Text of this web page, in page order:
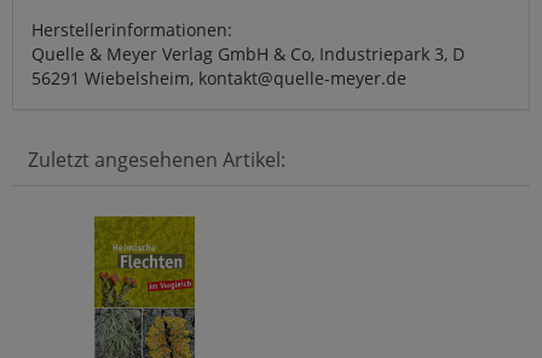
Herstellerinformationen:
Quelle & Meyer Verlag GmbH & Co, Industriepark 3, D
56291 Wiebelsheim, kontakt@quelle-meyer.de
Zuletzt angesehenen Artikel: